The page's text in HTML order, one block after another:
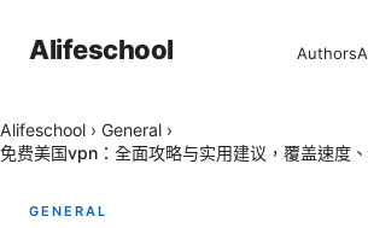
Alifeschool Authors
Alifeschool › General ›
免费美国vpn：全面攻略与实用建议，覆盖速度
GENERAL